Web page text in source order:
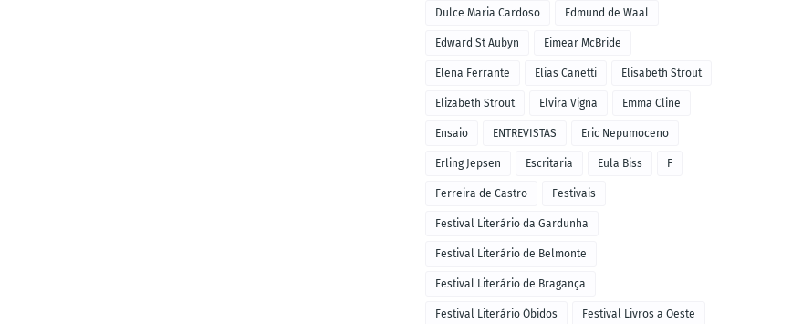
Dulce Maria Cardoso Edmund de Waal
Edward St Aubyn Eimear McBride
Elena Ferrante Elias Canetti Elisabeth Strout
Elizabeth Strout Elvira Vigna Emma Cline
Ensaio ENTREVISTAS Eric Nepumoceno
Erling Jepsen Escritaria Eula Biss F
Ferreira de Castro Festivais
Festival Literário da Gardunha
Festival Literário de Belmonte
Festival Literário de Bragança
Festival Literário Óbidos Festival Livros a Oeste